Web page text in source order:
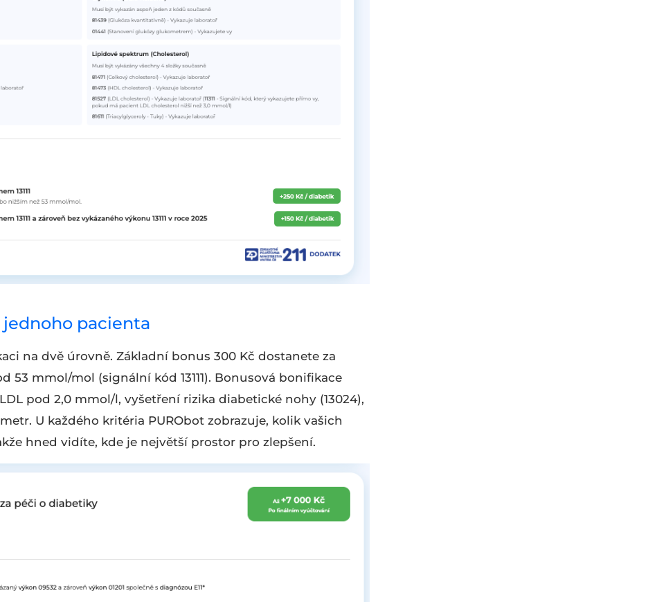
jednoho pacienta
na dvě úrovně. Základní bonus 300 Kč dostanete za
53 mmol/mol (signální kód 13111). Bonusová bonifikace
pod 2,0 mmol/l, vyšetření rizika diabetické nohy (13024),
U každého kritéria PURObot zobrazuje, kolik vašich
hned vidíte, kde je největší prostor pro zlepšení.